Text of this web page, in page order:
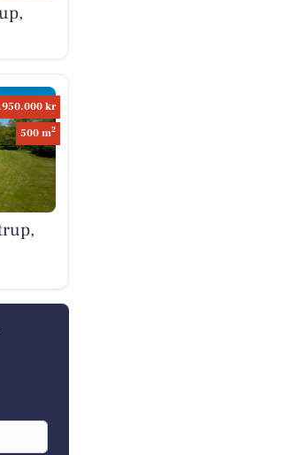
kr
500 m2